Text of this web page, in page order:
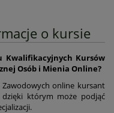
o kursie
Kwalifikacyjnych Kursów
Osób i Mienia Online?
online kursant
dzięki którym może podjąć